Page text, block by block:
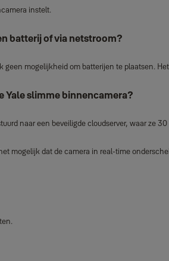
instelt.
batterij of via netstroom?
mogelijkheid om batterijen te plaatsen.
Yale slimme binnencamera?
naar een beveiligde cloudserver, waar ze
mogelijk dat de camera in real‑time